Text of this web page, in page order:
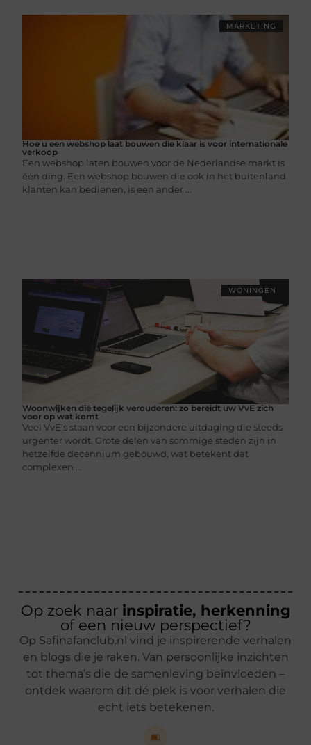
MARKETING
Hoe u een webshop laat bouwen die klaar is voor internationale
verkoop
Een webshop laten bouwen voor de Nederlandse markt is
één ding. Een webshop bouwen die ook in het buitenland
klanten kan bedienen, is een ander ...
WONINGEN
Woonwijken die tegelijk verouderen: zo bereidt uw VvE zich
voor op wat komt
Veel VvE’s staan voor een bijzondere uitdaging die steeds
urgenter wordt. Grote delen van sommige steden zijn in
hetzelfde decennium gebouwd, wat betekent dat
complexen ...
Op zoek naar inspiratie, herkenning
of een nieuw perspectief?
Op Safinafanclub.nl vind je inspirerende verhalen
en blogs die je raken. Van persoonlijke inzichten
tot thema’s die de samenleving beïnvloeden –
ontdek waarom dit dé plek is voor verhalen die
echt iets betekenen.